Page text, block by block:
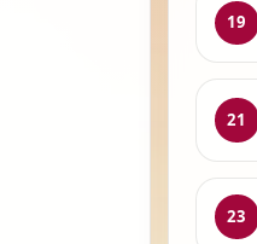
19
21
23